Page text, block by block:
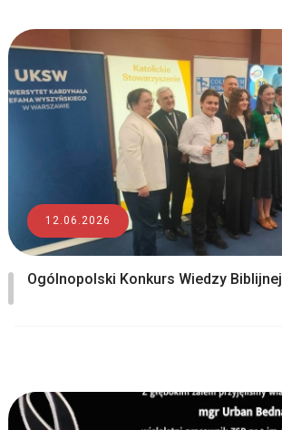
12.06.2026
Ogólnopolski Konkurs Wiedzy Biblijnej